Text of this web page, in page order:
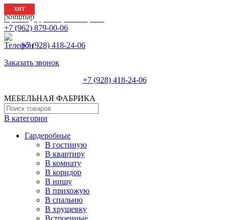
Краснодар, Улица КИМ, 166
+7 (962) 879-00-06
+7 (928) 418-24-06
Заказать звонок
+7 (928) 418-24-06
МЕБЕЛЬНАЯ ФАБРИКА
В категории
Гардеробные
В гостиную
В квартиру
В комнату
В коридор
В нишу
В прихожую
В спальню
В хрущевку
Встроенные
-22%
ХИТ
ХИТ